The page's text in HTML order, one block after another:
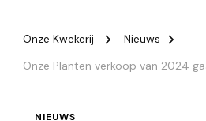
Onze Kwekerij
Nieuws
Onze Planten verkoop van 2024
NIEUWS